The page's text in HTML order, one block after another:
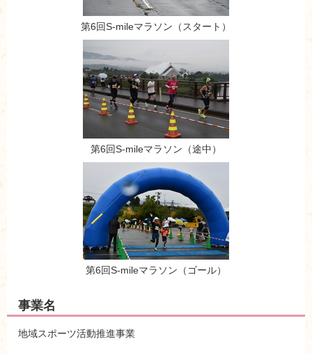
第6回S-mileマラソン（スタート）
第6回S-mileマラソン（途中）
第6回S-mileマラソン（ゴール）
事業名
地域スポーツ活動推進事業